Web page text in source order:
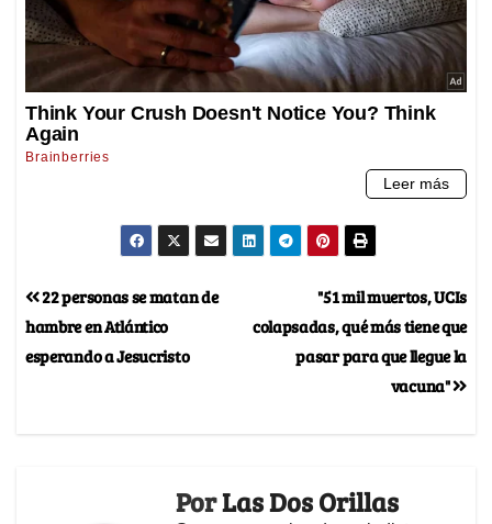
"51 mil muertos, UCIs
colapsadas, qué más tiene que
pasar para que llegue la
vacuna"
22 personas se matan de
hambre en Atlántico
esperando a Jesucristo
PorLas Dos Orillas